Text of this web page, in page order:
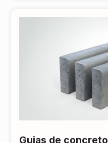
Guias de concreto